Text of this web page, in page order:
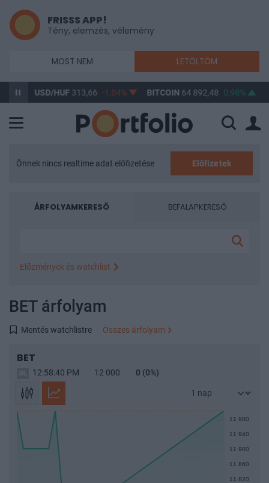
FRISSS APP!
Tény, elemzés, vélemény
MOST NEM LETÖLTÖM
HUF 313,66 -1,04% BITCOIN 64 892,48 0,98% BUX 148
Önnek nincs realtime adat előfizetése Előfizetek
ÁRFOLYAMKERESŐ BEFALAPKERESŐ
Előzmények és watchlist
BET
Népszerű árfolyamok
OPUS
WABERERS
Összes árfolyam
Watchlist
Ez a funkció ingyenes regisztráció után érhető el.
Bejelentkezés után ide mentheted el a gyakran használt
árfolyamokat és befektetési alapokat.
BET árfolyam
Mentés watchlistre Összes árfolyam
BET
12:58:40 PM 12 000 0 (0%)
11 820
11 860
11 900
11 940
11 980